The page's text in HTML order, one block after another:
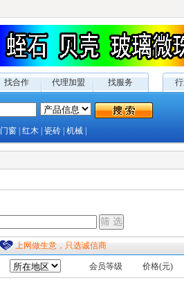
找合作 代理加盟 找服务
门窗 红木 瓷砖 机械
上网做生意，只选诚信商
会员等级 价格(元)